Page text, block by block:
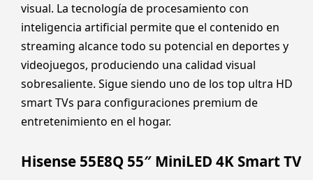
visual. La tecnología de procesamiento con
inteligencia artificial permite que el contenido en
streaming alcance todo su potencial en deportes y
videojuegos, produciendo una calidad visual
sobresaliente. Sigue siendo uno de los top ultra HD
smart TVs para configuraciones premium de
entretenimiento en el hogar.
Hisense 55E8Q 55″ MiniLED 4K Smart TV